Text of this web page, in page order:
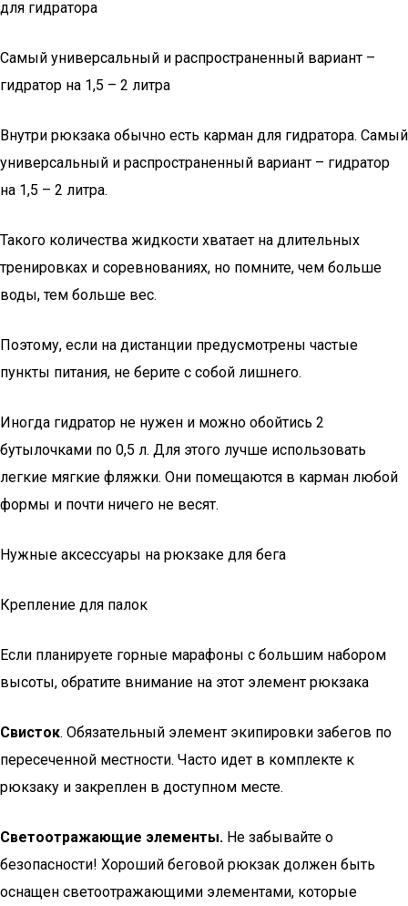
для гидратора
Самый универсальный и распространенный вариант –
гидратор на 1,5 – 2 литра
Внутри рюкзака обычно есть карман для гидратора. Самый
универсальный и распространенный вариант – гидратор
на 1,5 – 2 литра.
Такого количества жидкости хватает на длительных
тренировках и соревнованиях, но помните, чем больше
воды, тем больше вес.
Поэтому, если на дистанции предусмотрены частые
пункты питания, не берите с собой лишнего.
Иногда гидратор не нужен и можно обойтись 2
бутылочками по 0,5 л. Для этого лучше использовать
легкие мягкие фляжки. Они помещаются в карман любой
формы и почти ничего не весят.
Нужные аксессуары на рюкзаке для бега
Крепление для палок
Если планируете горные марафоны с большим набором
высоты, обратите внимание на этот элемент рюкзака
Свисток. Обязательный элемент экипировки забегов по
пересеченной местности. Часто идет в комплекте к
рюкзаку и закреплен в доступном месте.
Светоотражающие элементы. Не забывайте о
безопасности! Хороший беговой рюкзак должен быть
оснащен светоотражающими элементами, которые